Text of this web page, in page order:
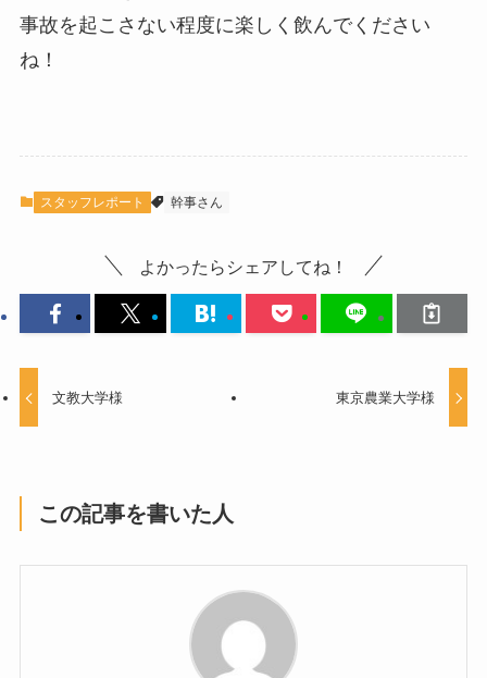
事故を起こさない程度に楽しく飲んでください
ね！
スタッフレポート 幹事さん
よかったらシェアしてね！
文教大学様 東京農業大学様
この記事を書いた人